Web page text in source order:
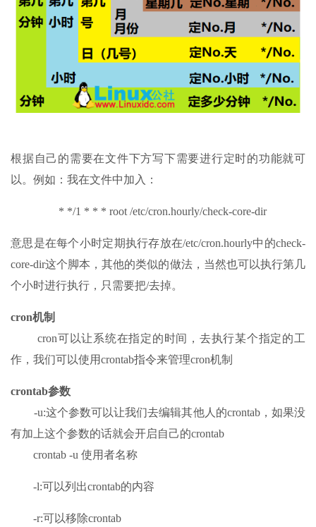
根据自己的需要在文件下方写下需要进行定时的功能就可
以。例如：我在文件中加入：
* */1 * * * root /etc/cron.hourly/check-core-dir
意思是在每个小时定期执行存放在/etc/cron.hourly中的check-
core-dir这个脚本，其他的类似的做法，当然也可以执行第几
个小时进行执行，只需要把/去掉。
cron机制
cron可以让系统在指定的时间，去执行某个指定的工
作，我们可以使用crontab指令来管理cron机制
crontab参数
-u:这个参数可以让我们去编辑其他人的crontab，如果没
有加上这个参数的话就会开启自己的crontab
crontab -u 使用者名称
-l:可以列出crontab的内容
-r:可以移除crontab